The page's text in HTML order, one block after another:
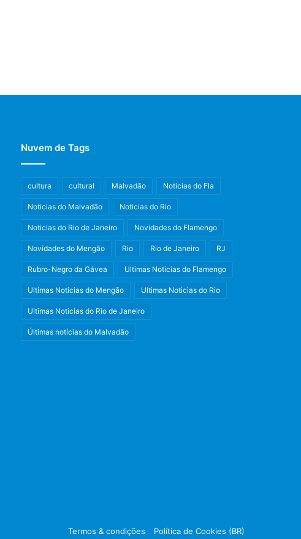
Nuvem de Tags
cultura cultural Malvadão Noticias do Fla
Noticias do Malvadão Noticias do Rio
Noticias do Rio de Janeiro Novidades do Flamengo
Novidades do Mengão Rio Rio de Janeiro RJ
Rubro-Negro da Gávea Ultimas Noticias do Flamengo
Ultimas Noticias do Mengão Ultimas Noticias do Rio
Ultimas Noticias do Rio de Janeiro
Últimas notícias do Malvadão
Termos & condições Política de Cookies (BR)
Instagram